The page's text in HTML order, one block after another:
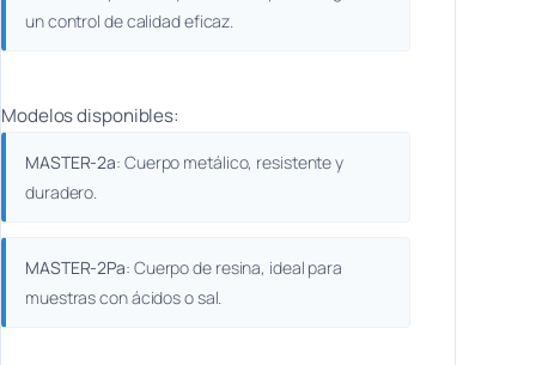
un control de calidad eficaz.
Modelos disponibles:
MASTER-2a: Cuerpo metálico, resistente y
duradero.
MASTER-2Pa: Cuerpo de resina, ideal para
muestras con ácidos o sal.